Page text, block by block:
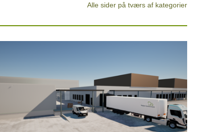
Alle sider på tværs af kategorier